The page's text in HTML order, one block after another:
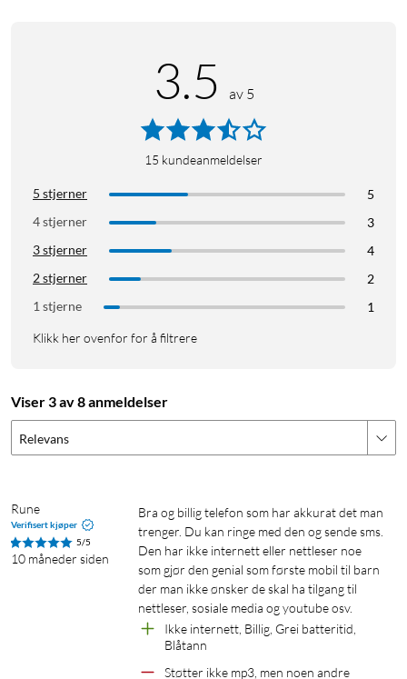
3.5 av 5
15 kundeanmeldelser
5 stjerner
5
4 stjerner
3
3 stjerner
4
2 stjerner
2
1 stjerne
1
Klikk her ovenfor for å filtrere
Viser 3 av 8 anmeldelser
Relevans
Rune
Verifisert kjøper
5/5
10 måneder siden
Bra og billig telefon som har akkurat det man
trenger. Du kan ringe med den og sende sms.
Den har ikke internett eller nettleser noe
som gjør den genial som første mobil til barn
der man ikke ønsker de skal ha tilgang til
nettleser, sosiale media og youtube osv.
Ikke internett, Billig, Grei batteritid,
Blåtann
Støtter ikke mp3, men noen andre